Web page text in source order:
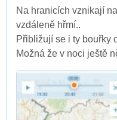
Na hranicích vznikají
vzdáleně hřmí..
Přibližují se i ty bouřky
Možná že v noci ještě